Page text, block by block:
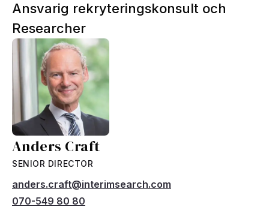
Ansvarig rekryteringskonsult och
Researcher
Anders Craft
SENIOR DIRECTOR
anders.craft@interimsearch.com
070-549 80 80